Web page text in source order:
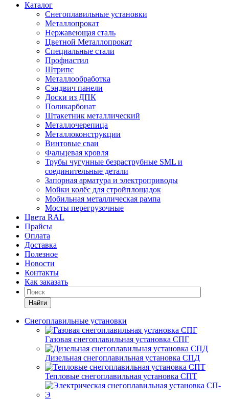
Каталог
Снегоплавильные установки
Металлопрокат
Нержавеющая сталь
Цветной Металлопрокат
Специальные стали
Профнастил
Штрипс
Металлообработка
Сэндвич панели
Доски из ДПК
Поликарбонат
Штакетник металлический
Металлочерепица
Металлоконструкции
Винтовые сваи
Фальцевая кровля
Трубы чугунные безраструбные SML и
соединительные детали
Запорная арматура и электроприводы
Мойки колёс для стройплощадок
Мобильная металлическая рампа
Мосты перегрузочные
Цвета RAL
Прайсы
Оплата
Доставка
Полезное
Новости
Контакты
Как заказать
Найти
Снегоплавильные установки
Газовая снегоплавильная установка СПГ
Дизельная снегоплавильная установка СПД
Тепловые снегоплавильная установка СПТ